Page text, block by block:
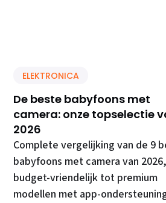
ELEKTRONICA
De beste babyfoons met
camera: onze topselectie
2026
Complete vergelijking van de 9
babyfoons met camera van
budget-vriendelijk tot premium
modellen met app-